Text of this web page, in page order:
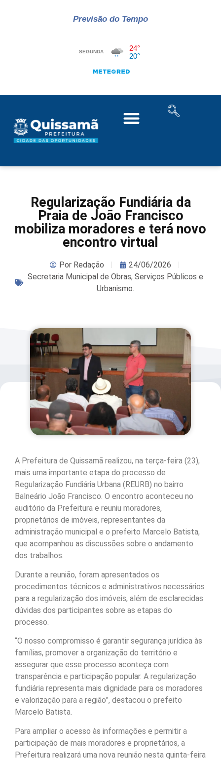
Previsão do Tempo
Regularização Fundiária da
Praia de João Francisco
mobiliza moradores e terá novo
encontro virtual
PorRedação
24/06/2026
Secretaria Municipal de Obras, Serviços Públicos e
Urbanismo.
A Prefeitura de Quissamã realizou, na terça-feira (23),
mais uma importante etapa do processo de
Regularização Fundiária Urbana (REURB) no bairro
Balneário João Francisco. O encontro aconteceu no
auditório da Prefeitura e reuniu moradores,
proprietários de imóveis, representantes da
administração municipal e o prefeito Marcelo Batista,
que acompanhou as discussões sobre o andamento
dos trabalhos.
Durante a reunião, foram apresentados os
procedimentos técnicos e administrativos necessários
para a regularização dos imóveis, além de esclarecidas
dúvidas dos participantes sobre as etapas do
processo.
“O nosso compromisso é garantir segurança jurídica às
famílias, promover a organização do território e
assegurar que esse processo aconteça com
transparência e participação popular. A regularização
fundiária representa mais dignidade para os moradores
e valorização para a região”, destacou o prefeito
Marcelo Batista.
Para ampliar o acesso às informações e permitir a
participação de mais moradores e proprietários, a
Prefeitura realizará uma nova reunião nesta quinta-feira